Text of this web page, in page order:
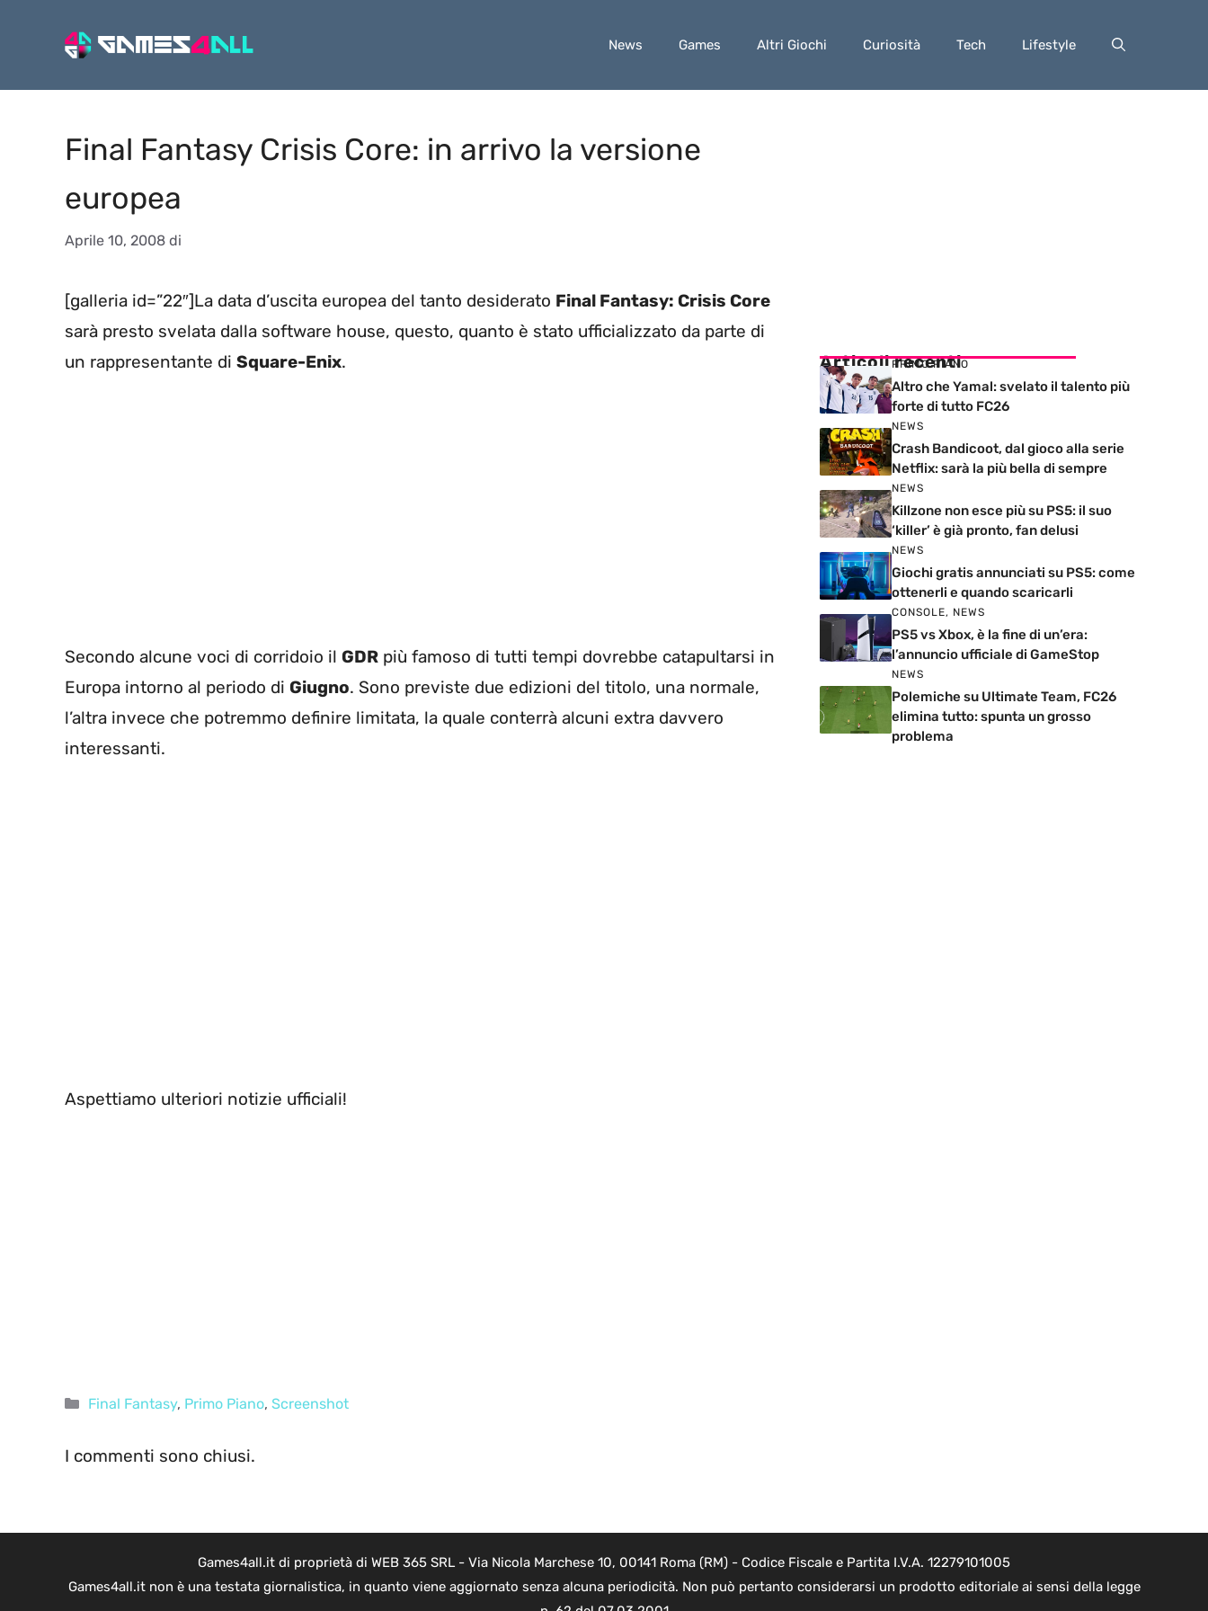
News Games Altri Giochi Curiosità Tech Lifestyle
Final Fantasy Crisis Core: in arrivo la versione
europea
Aprile 10, 2008 di
[galleria id=”22″]La data d’uscita europea del tanto desiderato Final Fantasy: Crisis Core
sarà presto svelata dalla software house, questo, quanto è stato ufficializzato da parte di
un rappresentante di Square-Enix.
Secondo alcune voci di corridoio il GDR più famoso di tutti tempi dovrebbe catapultarsi in
Europa intorno al periodo di Giugno. Sono previste due edizioni del titolo, una normale,
l’altra invece che potremmo definire limitata, la quale conterrà alcuni extra davvero
interessanti.
Aspettiamo ulteriori notizie ufficiali!
Categorie
Final Fantasy, Primo Piano, Screenshot
I commenti sono chiusi.
Articoli recenti
PRIMO PIANO
Altro che Yamal: svelato il talento più
forte di tutto FC26
NEWS
Crash Bandicoot, dal gioco alla serie
Netflix: sarà la più bella di sempre
NEWS
Killzone non esce più su PS5: il suo
‘killer’ è già pronto, fan delusi
NEWS
Giochi gratis annunciati su PS5: come
ottenerli e quando scaricarli
CONSOLE, NEWS
PS5 vs Xbox, è la fine di un’era:
l’annuncio ufficiale di GameStop
NEWS
Polemiche su Ultimate Team, FC26
elimina tutto: spunta un grosso
problema
Games4all.it di proprietà di WEB 365 SRL - Via Nicola Marchese 10, 00141 Roma (RM) - Codice Fiscale e Partita I.V.A. 12279101005
Games4all.it non è una testata giornalistica, in quanto viene aggiornato senza alcuna periodicità. Non può pertanto considerarsi un prodotto editoriale ai sensi della legge